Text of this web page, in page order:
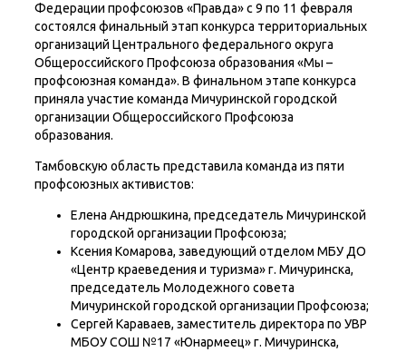
Федерации профсоюзов «Правда» с 9 по 11 февраля
состоялся финальный этап конкурса территориальных
организаций Центрального федерального округа
Общероссийского Профсоюза образования «Мы –
профсоюзная команда». В финальном этапе конкурса
приняла участие команда Мичуринской городской
организации Общероссийского Профсоюза
образования.
Тамбовскую область представила команда из пяти
профсоюзных активистов:
Елена Андрюшкина, председатель Мичуринской
городской организации Профсоюза;
Ксения Комарова, заведующий отделом МБУ ДО
«Центр краеведения и туризма» г. Мичуринска,
председатель Молодежного совета
Мичуринской городской организации Профсоюза;
Сергей Караваев, заместитель директора по УВР
МБОУ СОШ №17 «Юнармеец» г. Мичуринска,